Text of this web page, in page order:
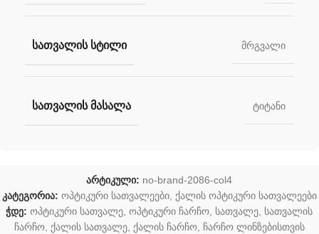
ᲡᲐᲗᲕᲐᲚᲘᲡ ᲡᲢᲘᲚᲘ მრგვალი
ᲡᲐᲗᲕᲐᲚᲘᲡ ᲛᲐᲡᲐᲚᲐ ტიტანი
არტიკული: no-brand-2086-col4
კატეგორია: ოპტიკური სათვალეები, ქალის ოპტიკური სათვალეები
ჭდე: ოპტიკური სათვალე, ოპტიკური ჩარჩო, სათვალე, სათვალის
ჩარჩო, ქალის სათვალე, ქალის ჩარჩო, ჩარჩო ლინზებისთვის